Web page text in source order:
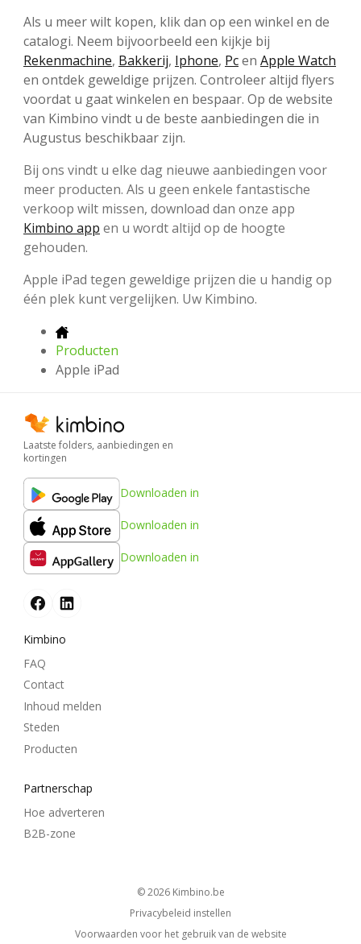
Als u meer wilt kopen, klik dan op een winkel en de
catalogi. Neem bijvoorbeeld een kijkje bij
Rekenmachine, Bakkerij, Iphone, Pcen Apple Watch
en ontdek geweldige prijzen. Controleer altijd flyers
voordat u gaat winkelen en bespaar. Op de website
van Kimbino vindt u de beste aanbiedingen die in
Augustus beschikbaar zijn.
Bij ons vindt u elke dag nieuwe aanbiedingen voor
meer producten. Als u geen enkele fantastische
verkoop wilt missen, download dan onze app
Kimbino app en u wordt altijd op de hoogte
gehouden.
Apple iPad tegen geweldige prijzen die u handig op
één plek kunt vergelijken. Uw Kimbino.
Producten
Apple iPad
Laatste folders, aanbiedingen en
kortingen
Downloaden in
Downloaden in
Downloaden in
Kimbino
FAQ
Contact
Inhoud melden
Steden
Producten
Partnerschap
Hoe adverteren
B2B-zone
© 2026 kimbino.be
Privacybeleid instellen
Voorwaarden voor het gebruik van de website